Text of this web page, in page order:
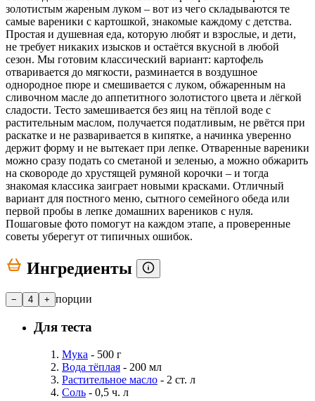
золотистым жареным луком – вот из чего складываются те
самые вареники с картошкой, знакомые каждому с детства.
Простая и душевная еда, которую любят и взрослые, и дети,
не требует никаких изысков и остаётся вкусной в любой
сезон. Мы готовим классический вариант: картофель
отваривается до мягкости, разминается в воздушное
однородное пюре и смешивается с луком, обжаренным на
сливочном масле до аппетитного золотистого цвета и лёгкой
сладости. Тесто замешивается без яиц на тёплой воде с
растительным маслом, получается податливым, не рвётся при
раскатке и не разваривается в кипятке, а начинка уверенно
держит форму и не вытекает при лепке. Отваренные вареники
можно сразу подать со сметаной и зеленью, а можно обжарить
на сковороде до хрустящей румяной корочки – и тогда
знакомая классика заиграет новыми красками. Отличный
вариант для постного меню, сытного семейного обеда или
первой пробы в лепке домашних вареников с нуля.
Пошаговые фото помогут на каждом этапе, а проверенные
советы уберегут от типичных ошибок.
Ингредиенты
− 4 + порции
Для теста
Мука - 500 г
Вода тёплая - 200 мл
Растительное масло - 2 ст. л
Соль - 0,5 ч. л